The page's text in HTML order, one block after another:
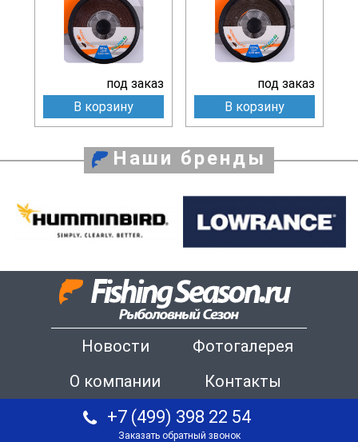
под заказ
В корзину
под заказ
В корзину
Наши бренды
Новости
Фотогалерея
О компании
Контакты
+7 (499) 398 22 54
Заказать обратный звонок